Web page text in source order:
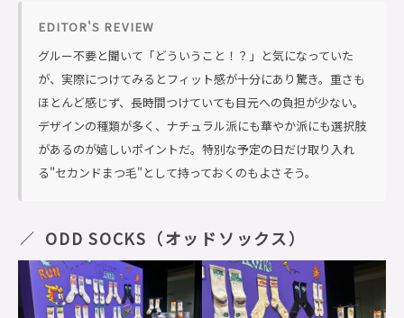
EDITOR'S REVIEW
グルー不要と聞いて「どういうこと！？」と気になっていた
が、実際につけてみるとフィット感が十分にあり驚き。重さも
ほとんど感じず、長時間つけていても目元への負担が少ない。
デザインの種類が多く、ナチュラル派にも華やか派にも選択肢
があるのが嬉しいポイントだ。特別な予定の日だけ取り入れ
る"セカンドまつ毛"として持っておくのもよさそう。
ODD SOCKS（オッドソックス）